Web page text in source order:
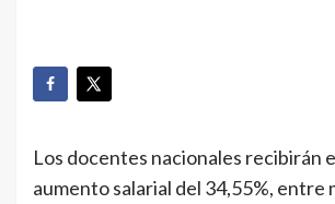
Los docentes nacionales recibirán
aumento salarial del 34,55%, entre